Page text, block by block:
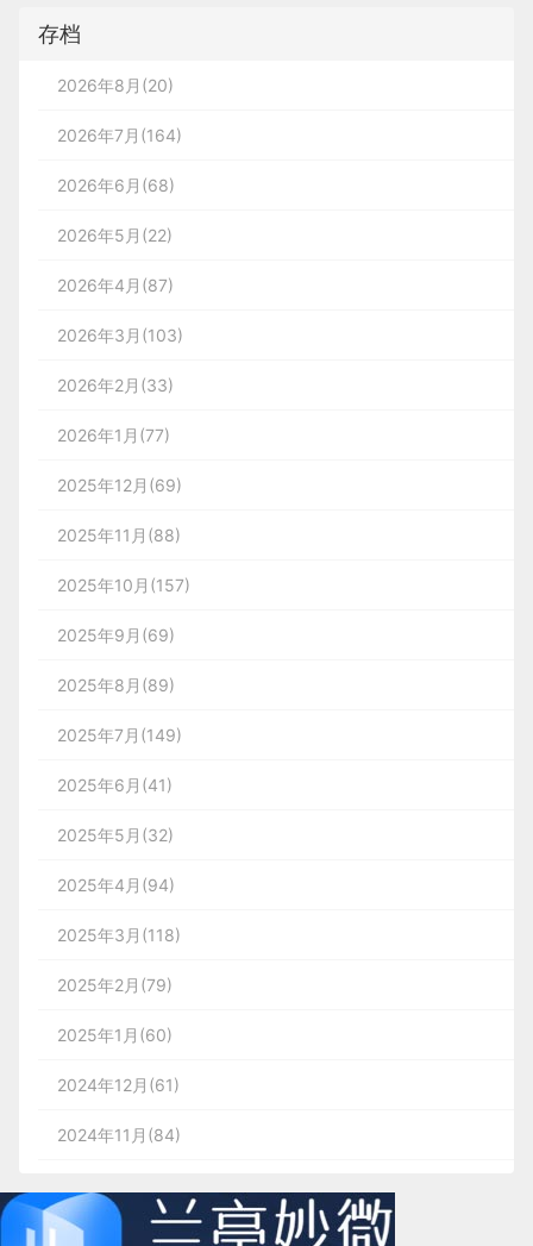
存档
2026年8月(20)
2026年7月(164)
2026年6月(68)
2026年5月(22)
2026年4月(87)
2026年3月(103)
2026年2月(33)
2026年1月(77)
2025年12月(69)
2025年11月(88)
2025年10月(157)
2025年9月(69)
2025年8月(89)
2025年7月(149)
2025年6月(41)
2025年5月(32)
2025年4月(94)
2025年3月(118)
2025年2月(79)
2025年1月(60)
2024年12月(61)
2024年11月(84)
2024年9月(144)